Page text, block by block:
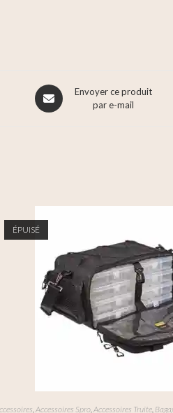
Envoyer ce produit
par e-mail
ÉPUISÉ
,Accessoires Spro,Accessoires Truite,